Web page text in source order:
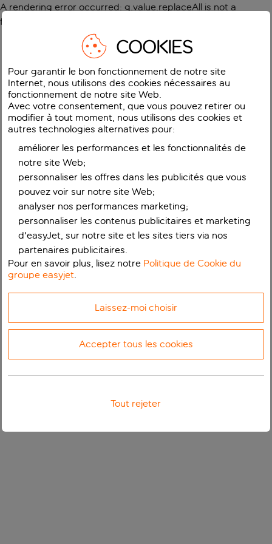
A rendering error occurred: g.value.replaceAll is not a
function
COOKIES
Pour garantir le bon fonctionnement de notre site
Internet, nous utilisons des cookies nécessaires au
fonctionnement de notre site Web.
Avec votre consentement, que vous pouvez retirer ou
modifier à tout moment, nous utilisons des cookies et
autres technologies alternatives pour:
améliorer les performances et les fonctionnalités de
notre site Web;
personnaliser les offres dans les publicités que vous
pouvez voir sur notre site Web;
analyser nos performances marketing;
personnaliser les contenus publicitaires et marketing
d'easyJet, sur notre site et les sites tiers via nos
partenaires publicitaires.
Pour en savoir plus, lisez notre Politique de Cookie du
groupe easyjet.
Laissez-moi choisir
Accepter tous les cookies
Tout rejeter